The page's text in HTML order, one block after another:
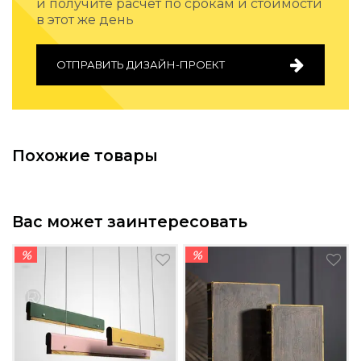
Подбор, производство и комплектация по вашему
Все категории товаров
и получите расчет по срокам и стоимости
в этот же день
ОТПРАВИТЬ ДИЗАЙН-ПРОЕКТ
Похожие товары
Вас может заинтересовать
% %